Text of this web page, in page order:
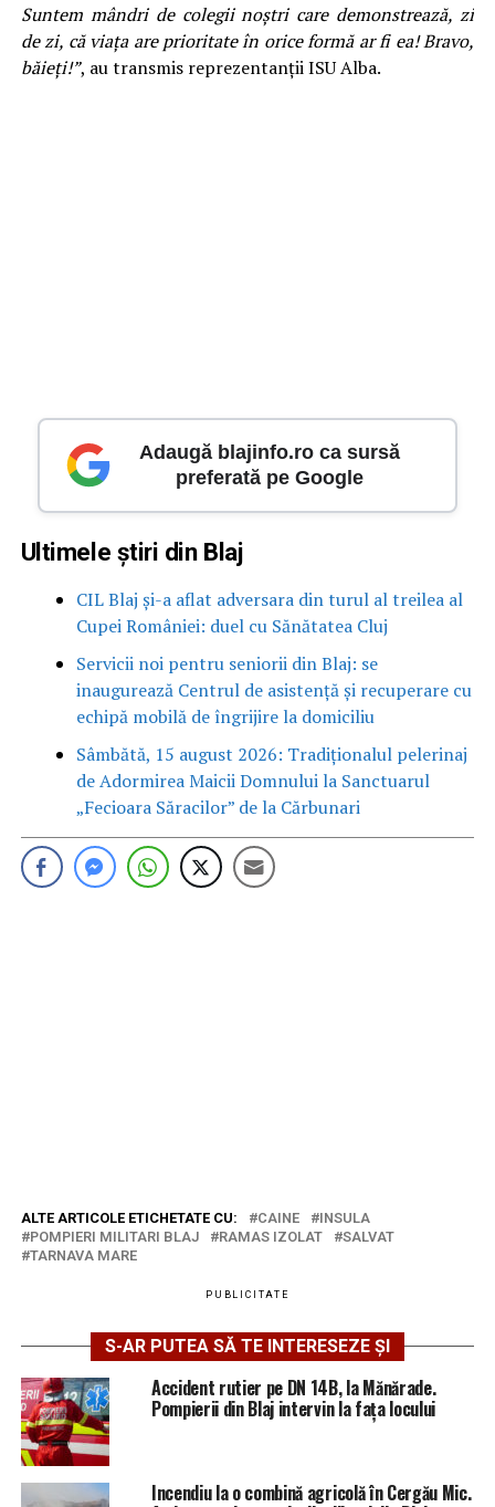
​Suntem mândri de colegii noștri care demonstrează, zi
de zi, că viața are prioritate în orice formă ar fi ea! Bravo,
băieți!”, au transmis reprezentanții ISU Alba.
Adaugă blajinfo.ro ca sursă
preferată pe Google
Ultimele știri din Blaj
CIL Blaj și-a aflat adversara din turul al treilea al
Cupei României: duel cu Sănătatea Cluj
Servicii noi pentru seniorii din Blaj: se
inaugurează Centrul de asistență și recuperare cu
echipă mobilă de îngrijire la domiciliu
Sâmbătă, 15 august 2026: Tradiționalul pelerinaj
de Adormirea Maicii Domnului la Sanctuarul
„Fecioara Săracilor” de la Cărbunari
ALTE ARTICOLE ETICHETATE CU: CAINE
INSULA
POMPIERI MILITARI BLAJ
RAMAS IZOLAT
SALVAT
TARNAVA MARE
PUBLICITATE
S-AR PUTEA SĂ TE INTERESEZE ȘI
Accident rutier pe DN 14B, la Mănărade.
Pompierii din Blaj intervin la fața locului
Incendiu la o combină agricolă în Cergău Mic.